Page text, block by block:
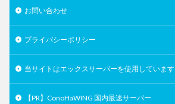
お問い合わせ
プライバシーポリシー
当サイトはエックスサーバーを使用しています
【PR】ConoHaWING 国内最速サーバー